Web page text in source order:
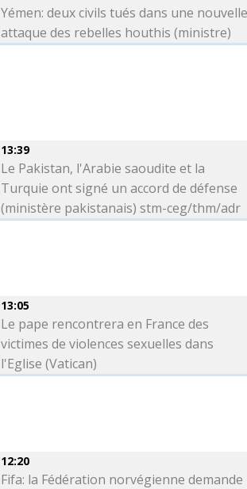
Yémen: deux civils tués dans une
attaque des rebelles houthis (ministre)
13:39
Le Pakistan, l'Arabie saoudite et la
Turquie ont signé un accord de défense
(ministère pakistanais) stm-ceg/thm/adr
13:05
Le pape rencontrera en France des
victimes de violences sexuelles dans
l'Eglise (Vatican)
12:20
Fifa: la Fédération norvégienne demande